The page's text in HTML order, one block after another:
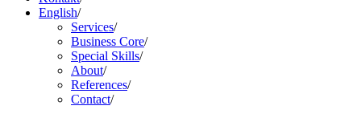
English/
Services/
Business Core/
Special Skills/
About/
References/
Contact/